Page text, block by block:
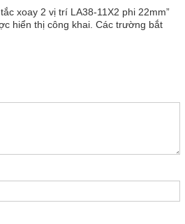
xoay 2 vị trí LA38-11X2 phi 22mm”
hiển thị công khai. Các trường bắt